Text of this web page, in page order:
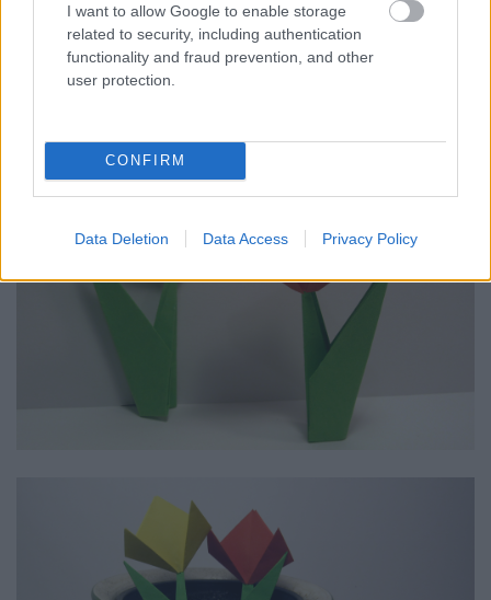
I want to allow Google to enable storage
related to security, including authentication
functionality and fraud prevention, and other
user protection.
CONFIRM
Data Deletion Data Access Privacy Policy